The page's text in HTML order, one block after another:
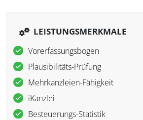
LEISTUNGSMERKMALE
Vorerfassungsbogen
Plausibilitäts-Prüfung
Mehrkanzleien-Fähigkeit
iKanzlei
Besteuerungs-Statistik